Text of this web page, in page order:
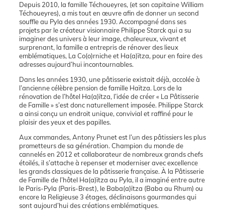
Depuis 2010, la famille Téchoueyres, (et son capitaine William
Téchoueyres), a mis tout en œuvre afin de donner un second
souffle au Pyla des années 1930. Accompagné dans ses
projets par le créateur visionnaire Philippe Starck qui a su
imaginer des univers à leur image, chaleureux, vivant et
surprenant, la famille a entrepris de rénover des lieux
emblématiques, La Co(o)rniche et Ha(a)ïtza, pour en faire des
adresses aujourd’hui incontournables.
Dans les années 1930, une pâtisserie existait déjà, accolée à
l’ancienne célèbre pension de famille Haïtza. Lors de la
rénovation de l’hôtel Ha(a)ïtza, l’idée de créer « La Pâtisserie
de Famille » s’est donc naturellement imposée. Philippe Starck
a ainsi conçu un endroit unique, convivial et raffiné pour le
plaisir des yeux et des papilles.
Aux commandes, Antony Prunet est l’un des pâtissiers les plus
prometteurs de sa génération. Champion du monde de
cannelés en 2012 et collaborateur de nombreux grands chefs
étoilés, il s’attache à repenser et moderniser avec excellence
les grands classiques de la pâtisserie française. À la Pâtisserie
de Famille de l’hôtel Ha(a)ïtza au Pyla, il a imaginé entre autre
le Paris-Pyla (Paris-Brest), le Baba(a)ïtza (Baba au Rhum) ou
encore la Religieuse 3 étages, déclinaisons gourmandes qui
sont aujourd’hui des créations emblématiques.